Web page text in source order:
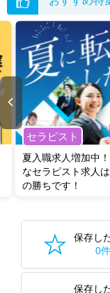
セラピスト
夏入職求人増加中
なセラピスト求人
の勝ちです！
保存し
0件
保存し